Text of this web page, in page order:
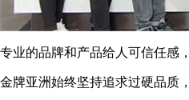
专业的品牌和产品给人可信任感
金牌亚洲始终坚持追求过硬品质